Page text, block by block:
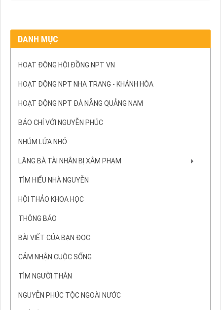
DANH MỤC
HOẠT ĐỘNG HỘI ĐỒNG NPT VN
HOẠT ĐỘNG NPT NHA TRANG - KHÁNH HÒA
HOẠT ĐỘNG NPT ĐÀ NẴNG QUẢNG NAM
BÁO CHÍ VỚI NGUYỄN PHÚC
NHÚM LỬA NHỎ
LĂNG BÀ TÀI NHÂN BỊ XÂM PHẠM
TÌM HIỂU NHÀ NGUYỄN
HỘI THẢO KHOA HỌC
THÔNG BÁO
BÀI VIẾT CỦA BẠN ĐỌC
CẢM NHẬN CUỘC SỐNG
TÌM NGƯỜI THÂN
NGUYỄN PHÚC TỘC NGOÀI NƯỚC